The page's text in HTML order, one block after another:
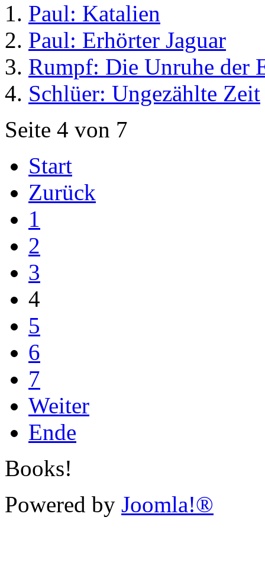
Paul: Katalien
Paul: Erhörter Jaguar
Rumpf: Die Unruhe der
Schlüer: Ungezählte Zeit
Seite 4 von 7
Start
Zurück
1
2
3
4
5
6
7
Weiter
Ende
Books!
Powered by Joomla!®